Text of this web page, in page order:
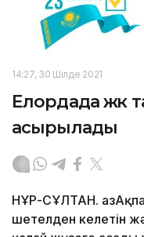
14:27, 30 Шілде 2021
Елордада жүк
асырылады
НҰР-СҰЛТАН.
шетелден келетін